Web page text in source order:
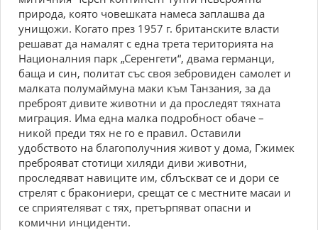
природа, която човешката намеса заплашва да
унищожи. Когато през 1957 г. британските власти
решават да намалят с една трета територията на
Националния парк „Серенгети“, двама германци,
баща и син, политат със своя зебровиден самолет и
малката полумаймуна маки към Танзания, за да
преброят дивите животни и да проследят тяхната
миграция. Има една малка подробност обаче –
никой преди тях не го е правил. Оставили
удобството на благополучния живот у дома, Гжимек
преброяват стотици хиляди диви животни,
проследяват навиците им, сблъскват се и дори се
стрелят с бракониери, срещат се с местните масаи и
се сприятеляват с тях, претърпяват опасни и
комични инциденти.